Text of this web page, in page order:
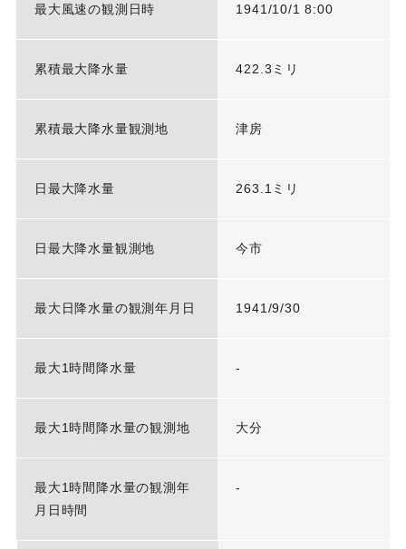
最大風速の観測日時 1941/10/1 8:00
累積最大降水量 422.3ミリ
累積最大降水量観測地 津房
日最大降水量 263.1ミリ
日最大降水量観測地 今市
最大日降水量の観測年月日 1941/9/30
最大1時間降水量 -
最大1時間降水量の観測地 大分
最大1時間降水量の観測年
月日時間
-